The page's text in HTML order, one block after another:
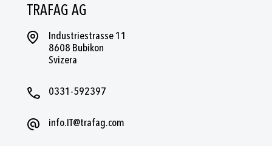
TRAFAG AG
Industriestrasse 11
8608 Bubikon
Svizera
0331-592397
info.IT@trafag.com